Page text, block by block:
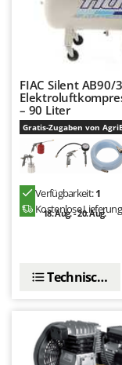
FIAC Silent AB90/
– 90 Liter
Gratis-Zugaben von
Verfügbarkeit:1
Kostenlose Lieferung
18. Aug. - 20. Aug.
Technische